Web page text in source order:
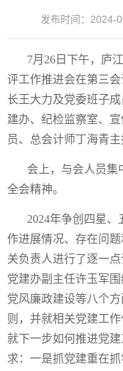
发布时间：2024-
7月26日下午，庐
评工作推进会在第三
长王大力及党委班子
建办、纪检监察室、
员、总会计师丁海青主
会上，与会人员集
全会精神。
2024年争创四星
作进展情况、存在问
关负责人进行了逐一点
党建办副主任许玉军
党风廉政建设等八个
则，并就相关党建工作
就下一步如何推进党
求：一是抓党建重在